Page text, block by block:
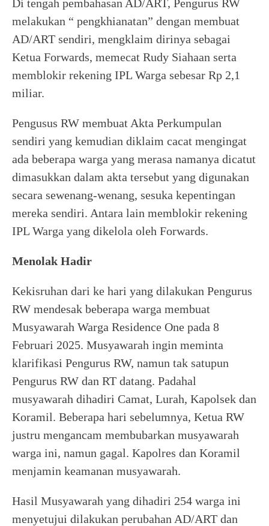
Di tengah pembahasan AD/ART, Pengurus RW
melakukan “ pengkhianatan” dengan membuat
AD/ART sendiri, mengklaim dirinya sebagai
Ketua Forwards, memecat Rudy Siahaan serta
memblokir rekening IPL Warga sebesar Rp 2,1
miliar.
Pengusus RW membuat Akta Perkumpulan
sendiri yang kemudian diklaim cacat mengingat
ada beberapa warga yang merasa namanya dicatut
dimasukkan dalam akta tersebut yang digunakan
secara sewenang-wenang, sesuka kepentingan
mereka sendiri. Antara lain memblokir rekening
IPL Warga yang dikelola oleh Forwards.
Menolak Hadir
Kekisruhan dari ke hari yang dilakukan Pengurus
RW mendesak beberapa warga membuat
Musyawarah Warga Residence One pada 8
Februari 2025. Musyawarah ingin meminta
klarifikasi Pengurus RW, namun tak satupun
Pengurus RW dan RT datang. Padahal
musyawarah dihadiri Camat, Lurah, Kapolsek dan
Koramil. Beberapa hari sebelumnya, Ketua RW
justru mengancam membubarkan musyawarah
warga ini, namun gagal. Kapolres dan Koramil
menjamin keamanan musyawarah.
Hasil Musyawarah yang dihadiri 254 warga ini
menyetujui dilakukan perubahan AD/ART dan